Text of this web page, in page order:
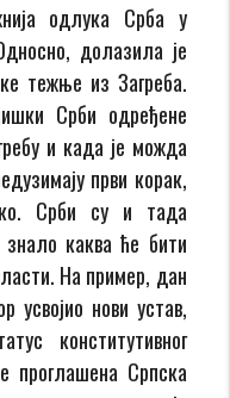
одлука Срба у
долазила је
тежње из Загреба.
Срби одређене
и када је можда
први корак,
Срби су и тада
каква ће бити
На пример, дан
усвојио нови устав,
конститутивног
проглашена Српска